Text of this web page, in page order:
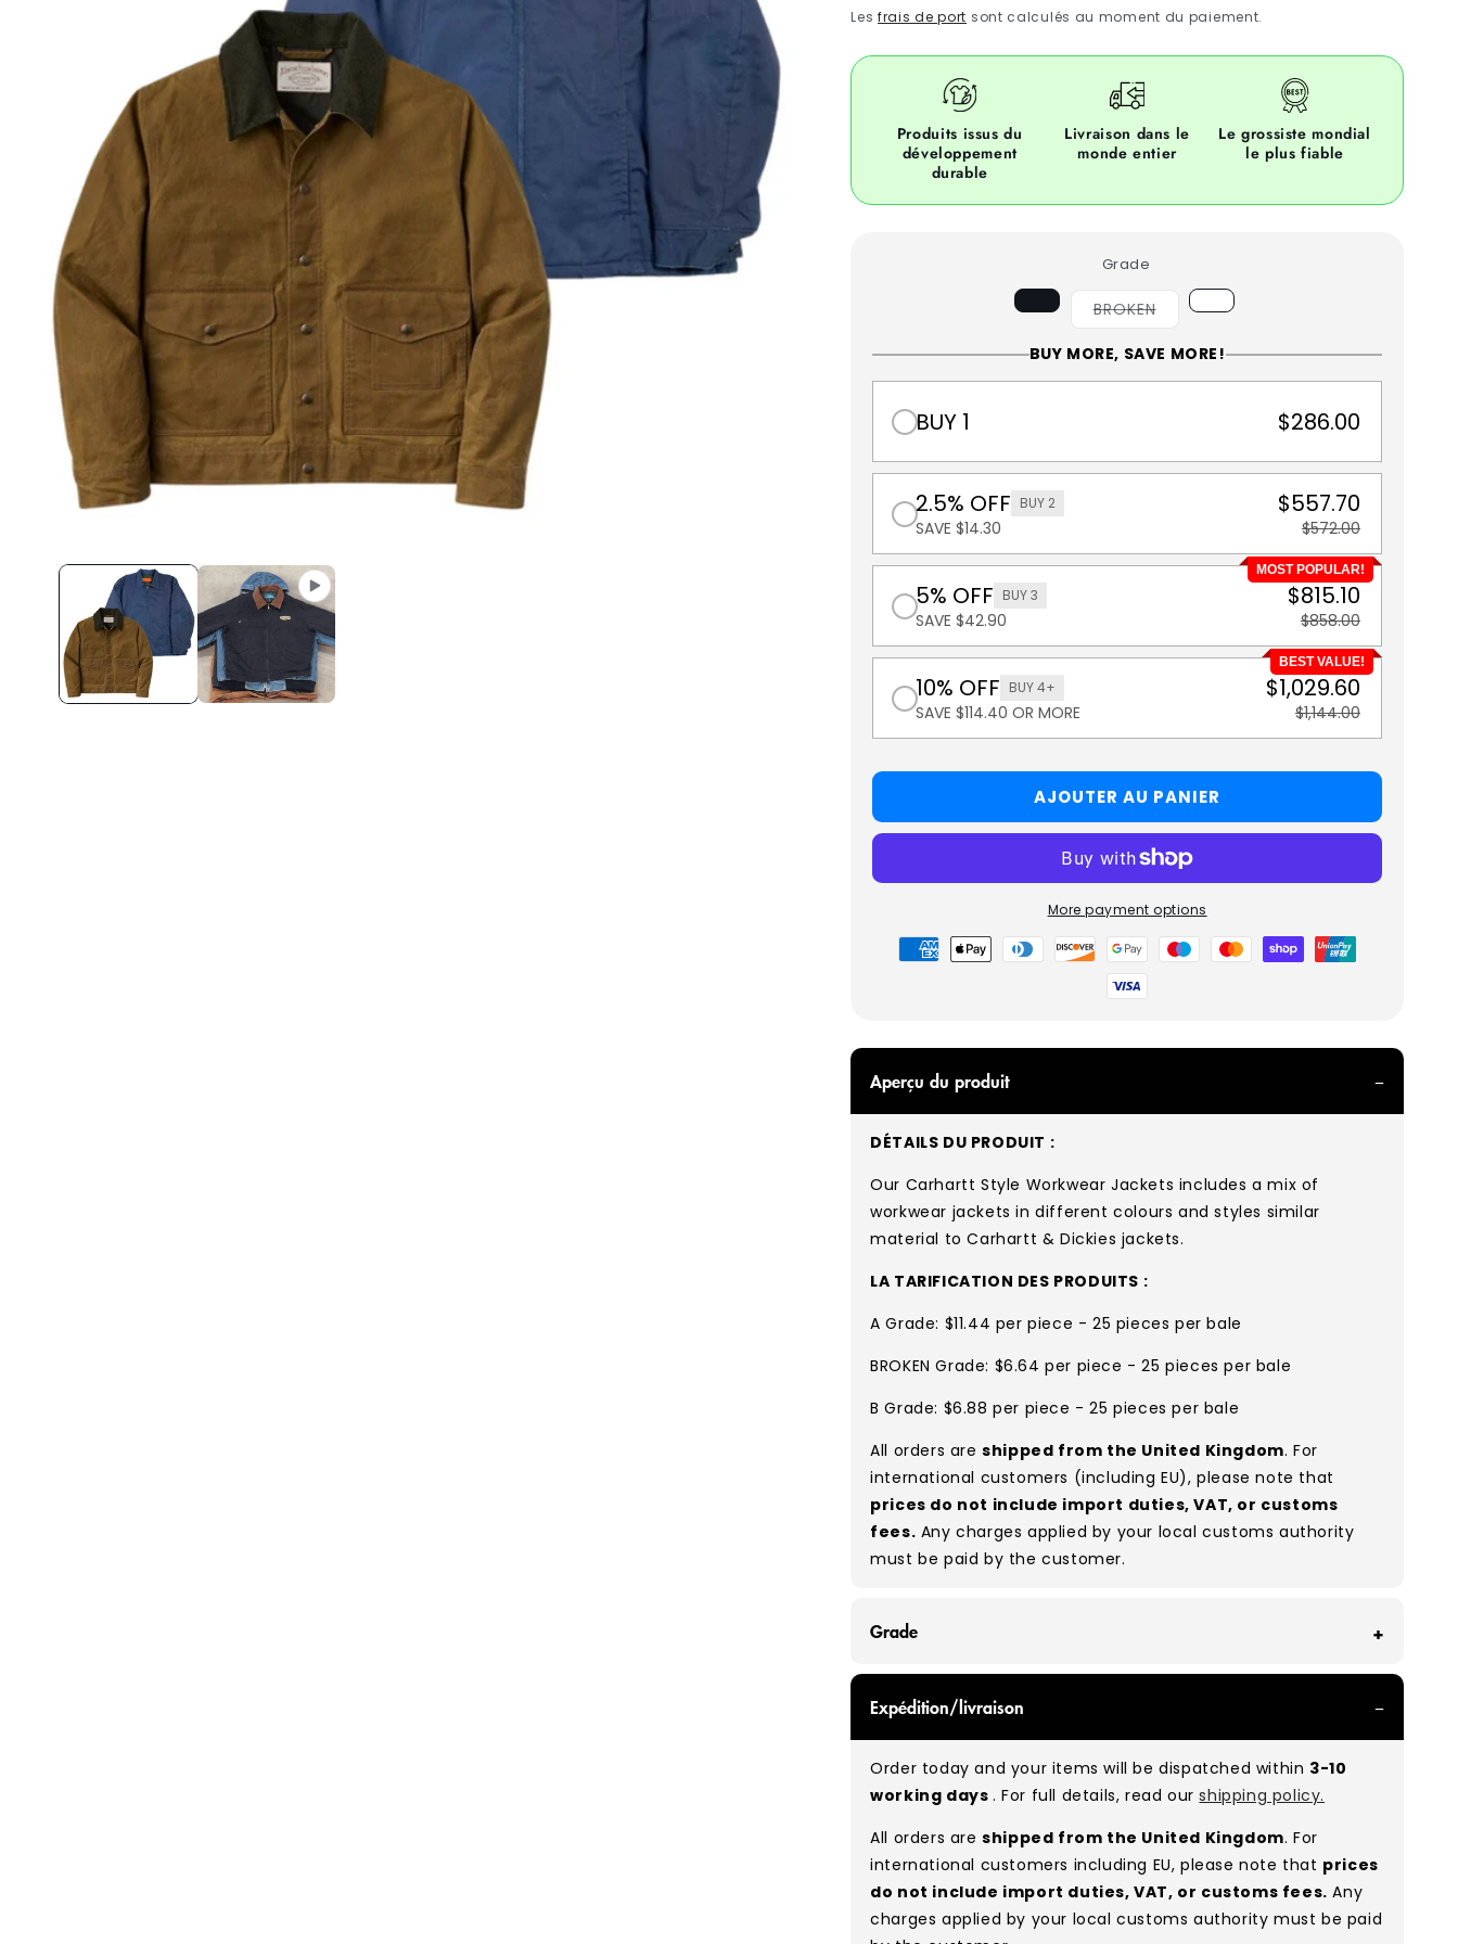
price
Les frais de port sont calculés au moment du paiement.
Produits issus du
développement
durable
Livraison dans le
monde entier
Le grossiste mondial
le plus fiable
Grade
BROKENVariant
sold
or
BUY MORE, SAVE MORE!
BUY 1 $286.00
2.5% OFF BUY 2
SAVE $14.30
$557.70
$572.00
MOST POPULAR!
5% OFF BUY 3
SAVE $42.90
$815.10
$858.00
BEST VALUE!
10% OFF BUY 4+
SAVE $114.40 OR MORE
$1,029.60
$1,144.00
AJOUTER AU PANIER
More payment options
Modes
Aperçu du produit
DÉTAILS DU PRODUIT :
Our Carhartt Style Workwear Jackets includes a mix of
workwear jackets in different colours and styles similar
material to Carhartt & Dickies jackets.
LA TARIFICATION DES PRODUITS :
A Grade: $11.44 per piece - 25 pieces per bale
BROKEN Grade: $6.64 per piece - 25 pieces per bale
B Grade: $6.88 per piece - 25 pieces per bale
All orders areshipped from the United Kingdom. For
international customers (including EU), please note that
prices do not include import duties, VAT, or customs
fees. Any charges applied by your local customs authority
must be paid by the customer.
Grade
items that are in great condition with minimal signs of wear.
While they are used, they remain free of significant defects
and are in excellent shape overall.
Please note: As these are vintage/used garments, a small
percentage (5–10%) may have minor flaws such as small
tears, holes, or stains. While we carefully inspect all items, a
degree of human error is possible. Condition can vary slightly
Expédition/livraison
Order today and your items will be dispatched within 3-10
working days . For full details, read ourshipping policy.
All orders areshipped from the United Kingdom. For
international customers including EU, please note that prices
do not include import duties, VAT, or customs fees. Any
charges applied by your local customs authority must be paid